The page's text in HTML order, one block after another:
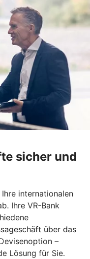
sicher und
internationalen
Ihre VR-Bank
über das
–
Lösung für Sie.